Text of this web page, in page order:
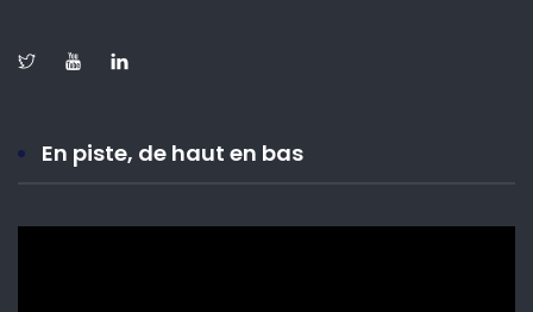
En piste, de haut en bas